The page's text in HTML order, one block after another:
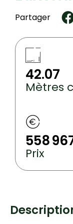
Partager
42.07
Mètres
558
Prix